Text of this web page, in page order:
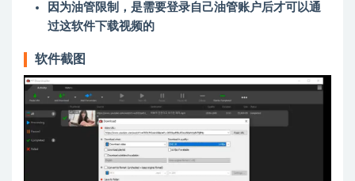
因为油管限制，是需要登录自己油管账户后才可以通
过这软件下载视频的
软件截图